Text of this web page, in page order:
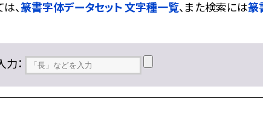
、篆書字体データセット 文字種一覧、また検索には篆
：